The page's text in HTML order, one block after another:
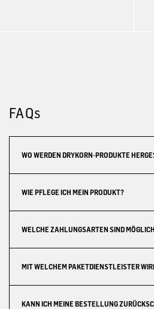
FAQs
WO WERDEN DRYKORN-PRODUKTE
WIE PFLEGE ICH MEIN PRODUKT?
WELCHE ZAHLUNGSARTEN SIND
MIT WELCHEM PAKETDIENSTLEISTER
KANN ICH MEINE BESTELLUNG